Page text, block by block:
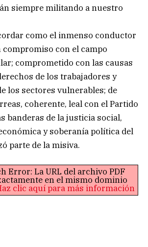
siempre militando a nuestro
como el inmenso conductor
compromiso con el campo
comprometido con las causas
de los trabajadores y
los sectores vulnerables; de
coherente, leal con el Partido
banderas de la justicia social,
y soberanía política del
parte de la misiva.
Error: La URL del archivo PDF
en el mismo dominio
clic aquí para más información